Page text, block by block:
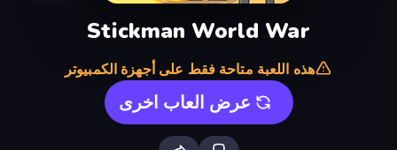
Stickman World War
هذه اللعبة متاحة فقط على أجهزة الكمبيوتر
عرض العاب اخرى